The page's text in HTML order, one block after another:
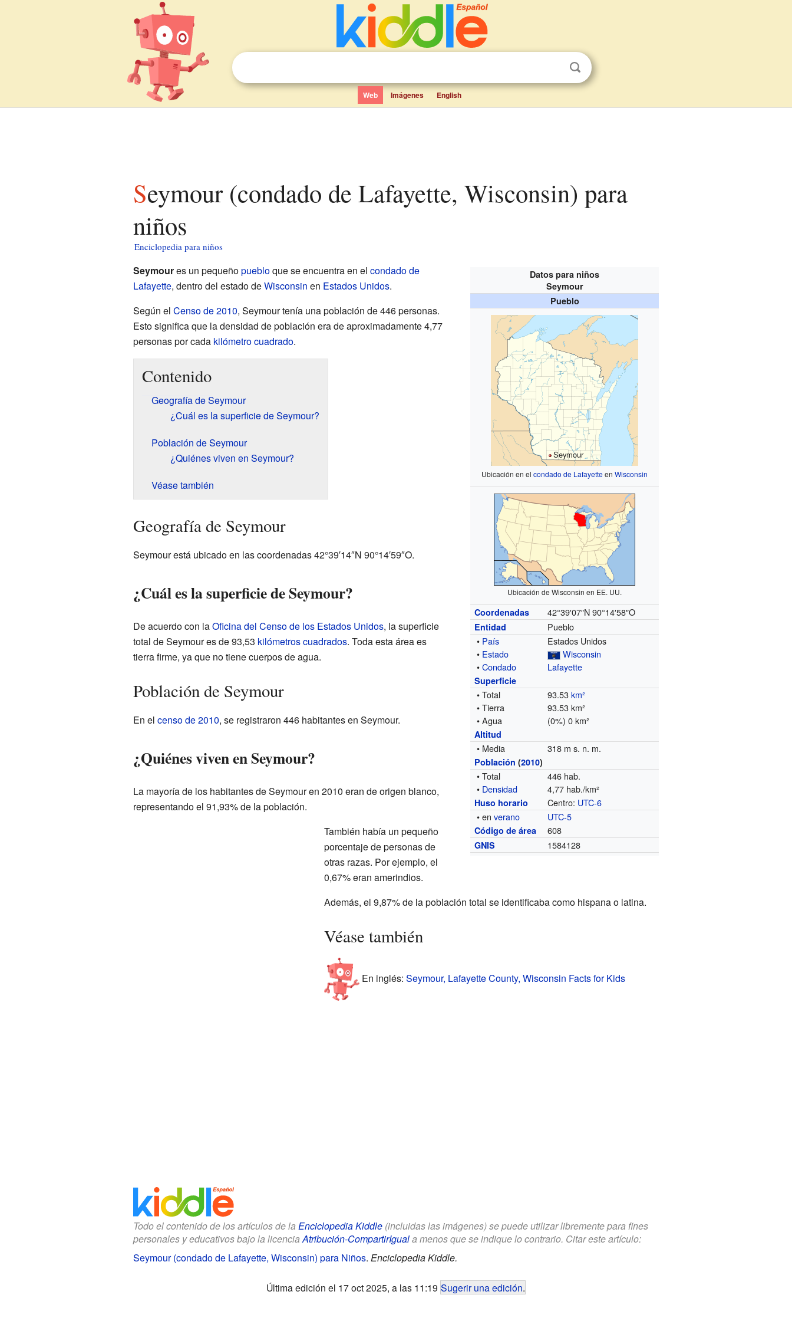
Web Imágenes English
Seymour (condado de Lafayette, Wisconsin) para
niños
Enciclopedia para niños
Datos para niños
Seymour
Pueblo
Seymour
Ubicación en elcondado de LafayetteenWisconsin
Ubicación de Wisconsin en EE. UU.
Coordenadas 42°39′07″N 90°14′58″O
Entidad
Pueblo
• País
Estados Unidos
• Estado
Wisconsin
•Condado Lafayette
Superficie
• Total 93.53km²
• Tierra
93.53 km²
• Agua
(0%) 0 km²
Altitud
• Media 318 m s. n. m.
Población (2010)
• Total
446 hab.
• Densidad 4,77 hab./km²
Huso horario Centro: UTC-6
• enverano UTC-5
Código de área 608
GNIS 1584128
Seymoures un pequeñopuebloque se encuentra en el condado de
Lafayette, dentro del estado deWisconsin en Estados Unidos.
Según el Censo de 2010, Seymour tenía una población de 446 personas.
Esto significa que la densidad de población era de aproximadamente 4,77
personas por cada kilómetro cuadrado.
Contenido
Geografía de Seymour
¿Cuál es la superficie de Seymour?
Población de Seymour
¿Quiénes viven en Seymour?
Véase también
Geografía de Seymour
Seymour está ubicado en las coordenadas 42°39′14″N 90°14′59″O.
¿Cuál es la superficie de Seymour?
De acuerdo con laOficina del Censo de los Estados Unidos, la superficie
total de Seymour es de 93,53 kilómetros cuadrados. Toda esta área es
tierra firme, ya que no tiene cuerpos de agua.
Población de Seymour
En el censo de 2010, se registraron 446 habitantes en Seymour.
¿Quiénes viven en Seymour?
La mayoría de los habitantes de Seymour en 2010 eran de origen blanco,
representando el 91,93% de la población.
También había un pequeño
porcentaje de personas de
otras razas. Por ejemplo, el
0,67% eran amerindios.
Además, el 9,87% de la población total se identificaba como hispana o latina.
Véase también
En inglés: Seymour, Lafayette County, Wisconsin Facts for Kids
Todo el contenido de los artículos de la Enciclopedia Kiddle(incluidas las imágenes) se puede utilizar libremente para fines
personales y educativos bajo la licenciaAtribución-CompartirIguala menos que se indique lo contrario. Citar este artículo:
Seymour (condado de Lafayette, Wisconsin) para Niños. Enciclopedia Kiddle.
Última edición el 17 oct 2025, a las 11:19 Sugerir una edición.